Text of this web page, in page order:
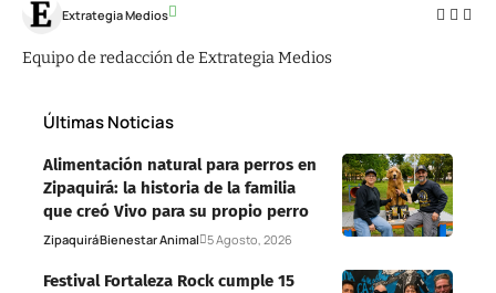
Extrategia Medios
Equipo de redacción de Extrategia Medios
Últimas Noticias
Alimentación natural para perros en
Zipaquirá: la historia de la familia
que creó Vivo para su propio perro
ZipaquiráBienestar Animal 5 Agosto, 2026
Festival Fortaleza Rock cumple 15